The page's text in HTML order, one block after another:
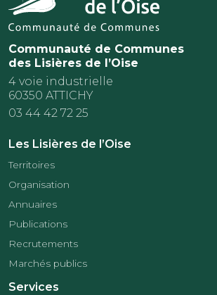
Communauté de Communes
des Lisières de l’Oise
4 voie industrielle
60350 ATTICHY
03 44 42 72 25
Les Lisières de l’Oise
Territoires
Organisation
Annuaires
Publications
Recrutements
Marchés publics
Services